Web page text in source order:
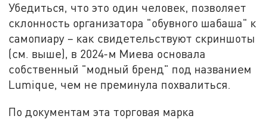
Убедиться, что это один человек, позволяет
склонность организатора "обувного шабаша" к
самопиару – как свидетельствуют скриншоты
(см. выше), в 2024-м Миева основала
собственный "модный бренд" под названием
Lumique, чем не преминула похвалиться.
По документам эта торговая марка